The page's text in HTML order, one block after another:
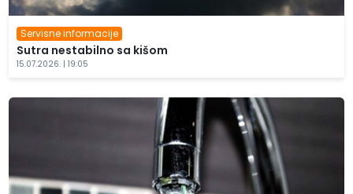
Servisne informacije
Sutra nestabilno sa kišom
15.07.2026. | 19:05